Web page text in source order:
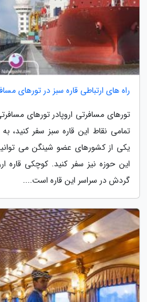
راه های ارتباطی قاره سبز در تورهای
تورهای مسافرتی اروپادر تورهای
تمامی نقاط این قاره سبز سفر کنید،
یکی از کشورهای عضو شینگن می
این حوزه نیز سفر کنید. کوچکی قاره
گردش در سراسر این قاره است....